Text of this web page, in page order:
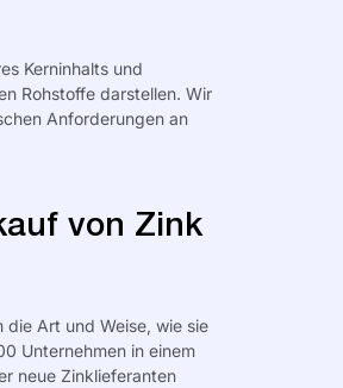
Kerninhalts und
Rohstoffe darstellen. Wir
Anforderungen an
von Zink
Art und Weise, wie sie
Unternehmen in einem
neue Zinklieferanten